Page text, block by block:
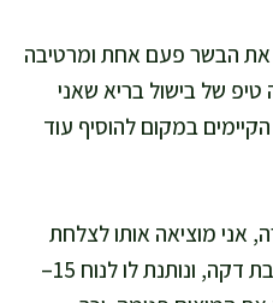
את הבשר פעם אחת ומרטיבה
של בישול בריא שאני
במקום להוסיף עוד
אני מוציאה אותו לצלחת
ומכסה בנייר אפייה ואז מגבת דקה, ונותנת לו לנוח 15–